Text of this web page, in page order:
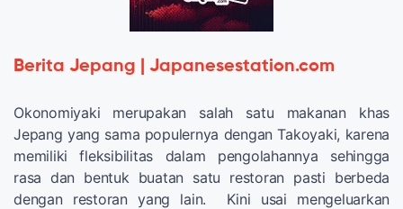
Berita Jepang | Japanesestation.com
Okonomiyaki merupakan salah satu makanan khas
Jepang yang sama populernya dengan Takoyaki, karena
memiliki fleksibilitas dalam pengolahannya sehingga
rasa dan bentuk buatan satu restoran pasti berbeda
dengan restoran yang lain. Kini usai mengeluarkan